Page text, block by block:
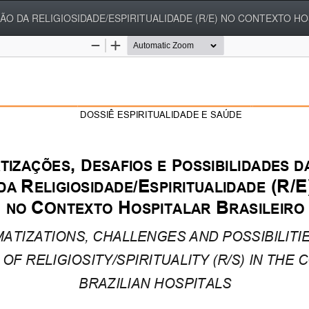
DA RELIGIOSIDADE/ESPIRITUALIDADE (R/E) NO CONTEXTO